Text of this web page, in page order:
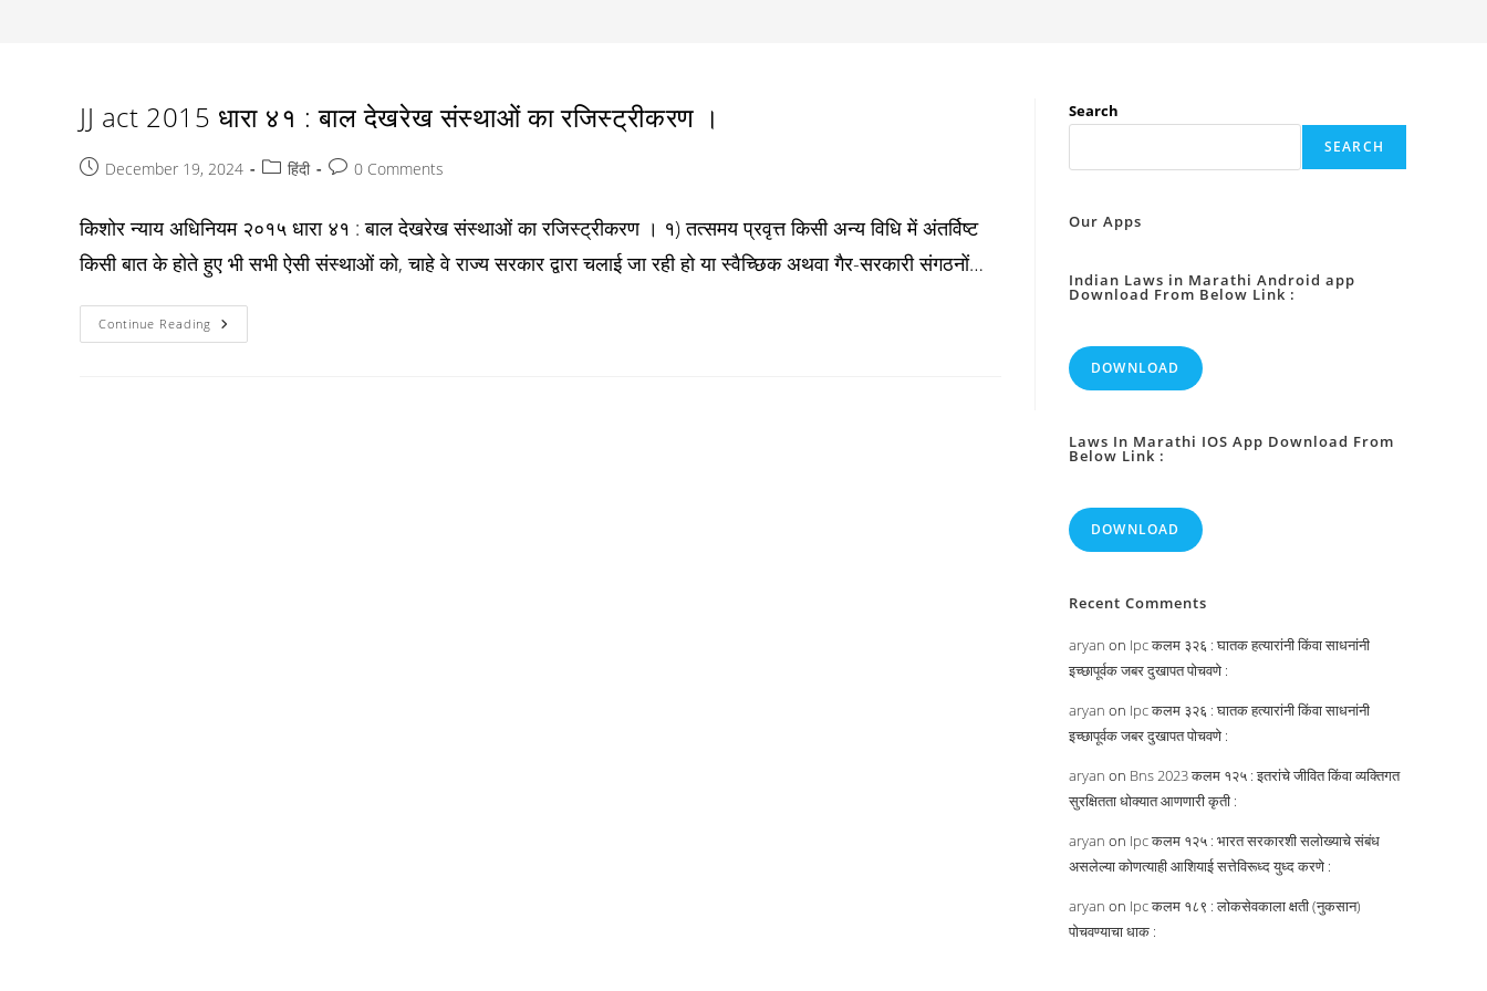
JJ act 2015 धारा ४१ : बाल देखरेख संस्थाओं का रजिस्ट्रीकरण ।
PostDecember 19, 2024
Postहिंदी
Post0 Comments
किशोर न्याय अधिनियम २०१५ धारा ४१ : बाल देखरेख संस्थाओं का रजिस्ट्रीकरण । १) तत्समय प्रवृत्त किसी अन्य विधि में अंतर्विष्ट
किसी बात के होते हुए भी सभी ऐसी संस्थाओं को, चाहे वे राज्य सरकार द्वारा चलाई जा रही हो या स्वैच्छिक अथवा गैर-सरकारी संगठनों…
Continue Reading
Act
Search
SEARCH
Our Apps
Indian Laws in Marathi Android app
Download From Below Link :
DOWNLOAD
Laws In Marathi IOS App Download From
Below Link :
DOWNLOAD
Recent Comments
aryan on Ipc कलम ३२६ : घातक हत्यारांनी किंवा साधनांनी
इच्छापूर्वक जबर दुखापत पोचवणे :
aryan on Ipc कलम ३२६ : घातक हत्यारांनी किंवा साधनांनी
इच्छापूर्वक जबर दुखापत पोचवणे :
aryan on Bns 2023 कलम १२५ : इतरांचे जीवित किंवा व्यक्तिगत
सुरक्षितता धोक्यात आणणारी कृती :
aryan on Ipc कलम १२५ : भारत सरकारशी सलोख्याचे संबंध
असलेल्या कोणत्याही आशियाई सत्तेविरूध्द युध्द करणे :
aryan on Ipc कलम १८९ : लोकसेवकाला क्षती (नुकसान)
पोचवण्याचा धाक :